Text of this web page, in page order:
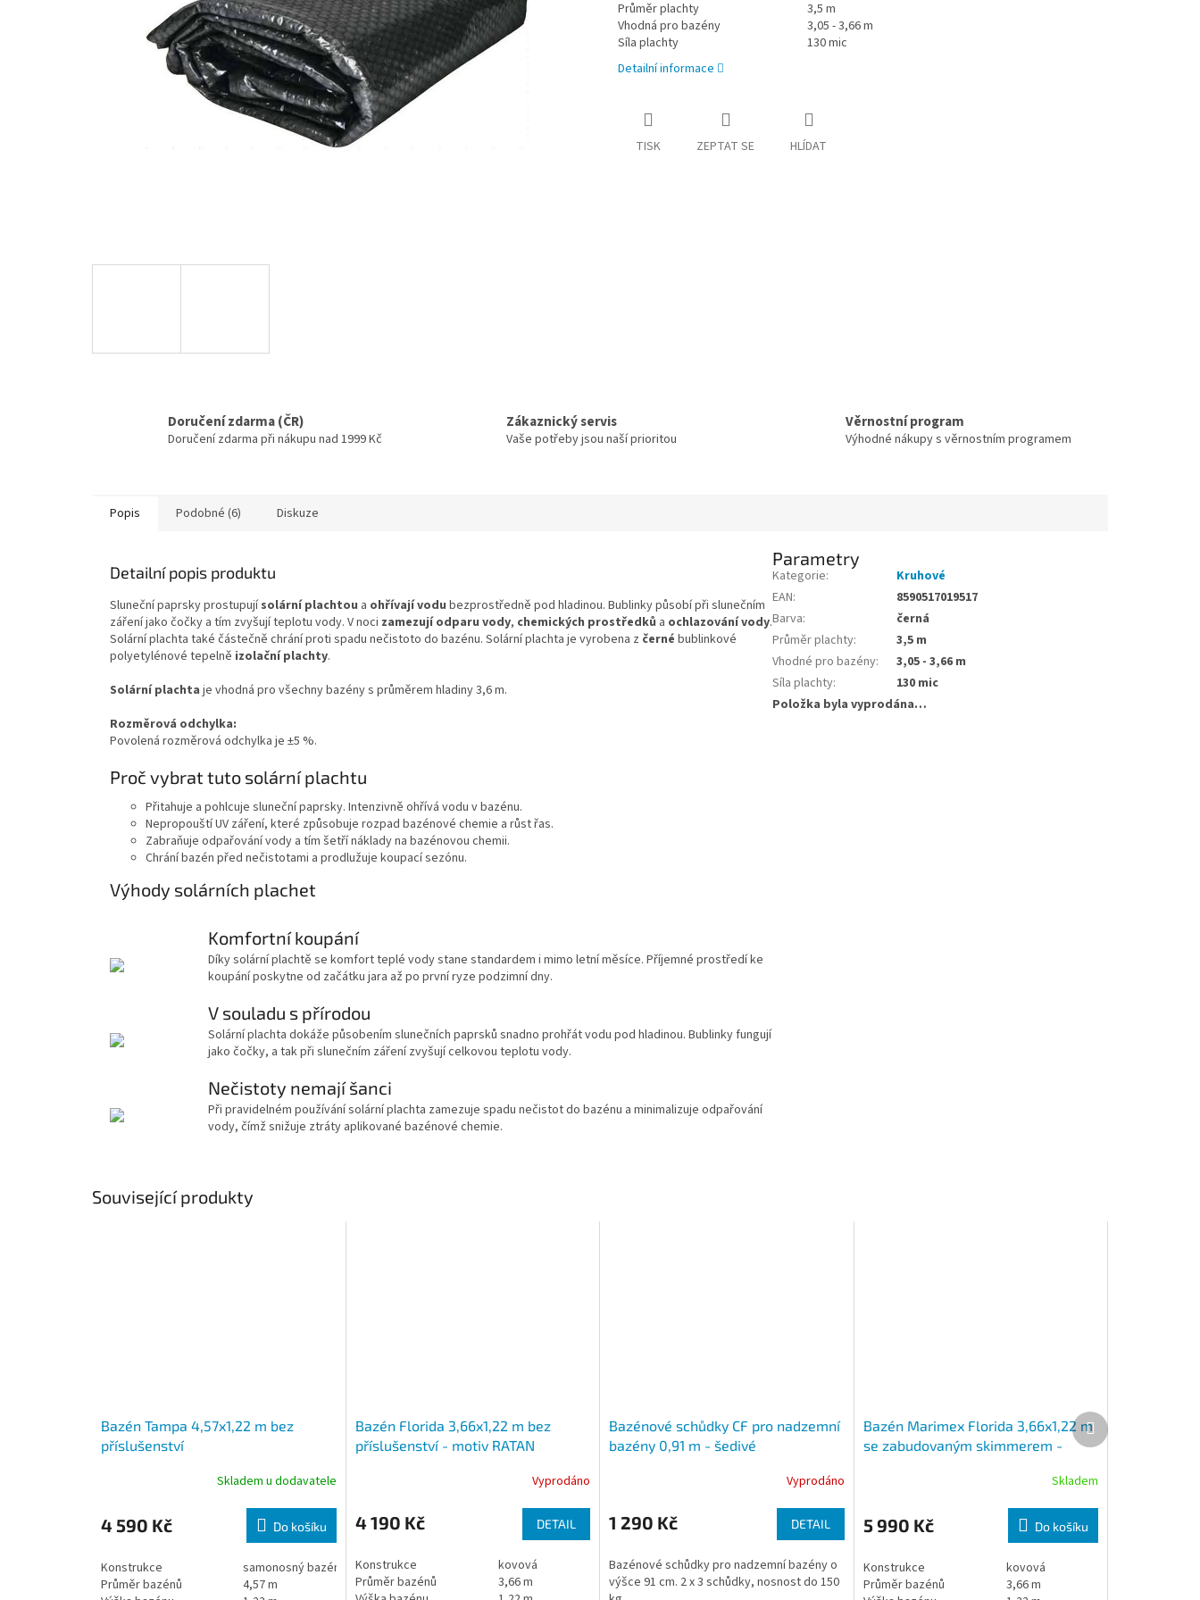
Průměr plachty
3,5 m
Vhodná pro bazény
3,05 - 3,66 m
Síla plachty
130 mic
Detailní informace
TISK ZEPTAT SE HLÍDAT
Doručení zdarma (ČR)
Doručení zdarma při nákupu nad 1999 Kč
Zákaznický servis
Vaše potřeby jsou naší prioritou
Věrnostní program
Výhodné nákupy s věrnostním programem
Popis Podobné (6) Diskuze
Detailní popis produktu
Sluneční paprsky prostupují solární plachtou a ohřívají vodu bezprostředně pod hladinou. Bublinky působí při slunečním
záření jako čočky a tím zvyšují teplotu vody. V noci zamezují odparu vody, chemických prostředků a ochlazování vody.
Solární plachta také částečně chrání proti spadu nečistoto do bazénu. Solární plachta je vyrobena z černé bublinkové
polyetylénové tepelně izolační plachty.
Solární plachta je vhodná pro všechny bazény s průměrem hladiny 3,6 m.
Rozměrová odchylka:
Povolená rozměrová odchylka je ±5 %.
Proč vybrat tuto solární plachtu
Přitahuje a pohlcuje sluneční paprsky. Intenzivně ohřívá vodu v bazénu.
Nepropouští UV záření, které způsobuje rozpad bazénové chemie a růst řas.
Zabraňuje odpařování vody a tím šetří náklady na bazénovou chemii.
Chrání bazén před nečistotami a prodlužuje koupací sezónu.
Výhody solárních plachet
Komfortní koupání
Díky solární plachtě se komfort teplé vody stane standardem i mimo letní měsíce. Příjemné prostředí ke
koupání poskytne od začátku jara až po první ryze podzimní dny.
V souladu s přírodou
Solární plachta dokáže působením slunečních paprsků snadno prohřát vodu pod hladinou. Bublinky fungují
jako čočky, a tak při slunečním záření zvyšují celkovou teplotu vody.
Nečistoty nemají šanci
Při pravidelném používání solární plachta zamezuje spadu nečistot do bazénu a minimalizuje odpařování
vody, čímž snižuje ztráty aplikované bazénové chemie.
Parametry
Kategorie:
Kruhové
EAN:
8590517019517
Barva:
černá
Průměr plachty:
3,5 m
Vhodné pro bazény:
3,05 - 3,66 m
Síla plachty:
130 mic
Položka byla vyprodána…
Související produkty
Bazén Tampa 4,57x1,22 m bez
příslušenství
Skladem u dodavatele
4 590 Kč Do košíku
Konstrukce
samonosný bazén
Průměr bazénů
4,57 m
Bazén Florida 3,66x1,22 m bez
příslušenství - motiv RATAN
Vyprodáno
4 190 Kč DETAIL
Konstrukce
kovová
Průměr bazénů
3,66 m
Bazénové schůdky CF pro nadzemní
bazény 0,91 m - šedivé
Vyprodáno
1 290 Kč DETAIL
Bazénové schůdky pro nadzemní bazény o
výšce 91 cm. 2 x 3 schůdky, nosnost do 150
Bazén Marimex Florida 3,66x1,22 m
se zabudovaným skimmerem -
Skladem
5 990 Kč Do košíku
Konstrukce
kovová
Průměr bazénů
3,66 m
Další produkt